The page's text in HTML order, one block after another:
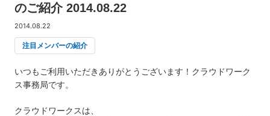
のご紹介 2014.08.22
2014.08.22
注目メンバーの紹介
いつもご利用いただきありがとうございます！クラウドワーク
ス事務局です。
クラウドワークスは、